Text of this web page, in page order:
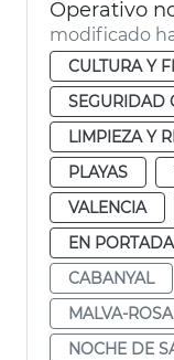
Operativo
modificado
CULTURA Y
SEGURIDAD
LIMPIEZA Y
PLAYAS
VALENCIA
EN
CABANYAL
MALVA-ROSA
NOCHE DE